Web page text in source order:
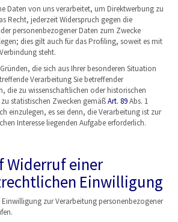
Daten von uns verarbeitet, um Direktwerbung zu
Recht, jederzeit Widerspruch gegen die
personenbezogener Daten zum Zwecke
dies gilt auch für das Profiling, soweit es mit
steht.
die sich aus Ihrer besonderen Situation
Verarbeitung Sie betreffender
die zu wissenschaftlichen oder historischen
statistischen Zwecken gemäßArt. 89Abs. 1
einzulegen, es sei denn, die Verarbeitung ist zur
Interesse liegenden Aufgabe erforderlich.
Widerruf einer
Einwilligung
Einwilligung zur Verarbeitung personenbezogener